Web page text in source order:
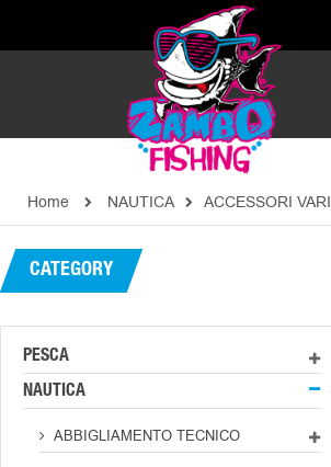
Home NAUTICA ACCESSORI VARI
CATEGORY
PESCA
NAUTICA
ABBIGLIAMENTO TECNICO